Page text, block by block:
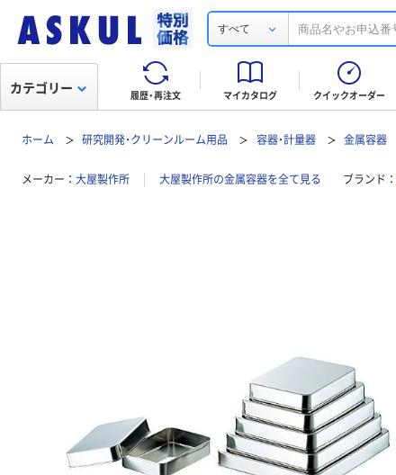
すべて
履歴・再注文 マイカタログ クイックオーダー
カテゴリー
ホーム 研究開発・クリーンルーム用品 容器・計量器 金属容器
メーカー 大屋製作所 大屋製作所の金属容器を全て見る ブランド